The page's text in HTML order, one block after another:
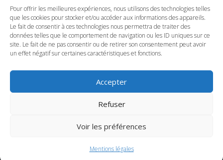
Pour offrir les meilleures expériences, nous utilisons des technologies telles
que les cookies pour stocker et/ou accéder aux informations des appareils.
Le fait de consentir à ces technologies nous permettra de traiter des
données telles que le comportement de navigation ou les ID uniques sur ce
site. Le fait de ne pas consentir ou de retirer son consentement peut avoir
un effet négatif sur certaines caractéristiques et fonctions.
Accepter
Refuser
Voir les préférences
Mentions légales
annuel, nous le ferons vivre et il sera actualisé pour mieux vous
informer.
Bonne visite à toutes et à tous.
Commune d'Anctoville-sur-Boscq © 2026. Tous droits